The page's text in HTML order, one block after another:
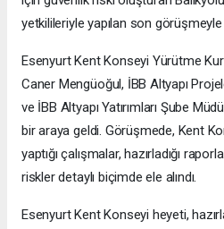
yetkilileriyle yapılan son
Esenyurt Kent Konseyi Yürütme
Caner Mengüoğul, İBB Altyapı
ve İBB Altyapı Yatırımları Şube
bir araya geldi. Görüşmede, Kent
yaptığı çalışmalar, hazırladığı
riskler detaylı biçimde ele alındı.
Esenyurt Kent Konseyi heyeti,